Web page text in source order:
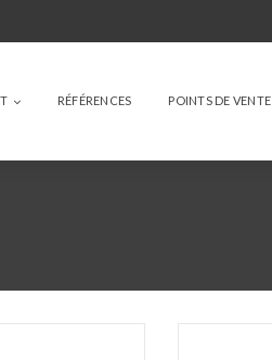
RÉFÉRENCES POINTS DE VENTE